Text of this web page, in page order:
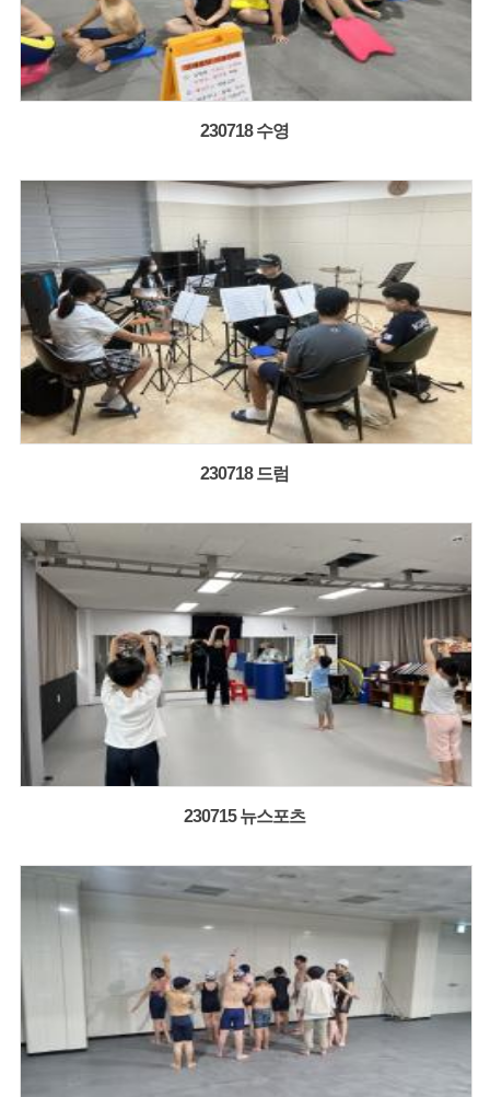
230718 수영
230718 드럼
230715 뉴스포츠